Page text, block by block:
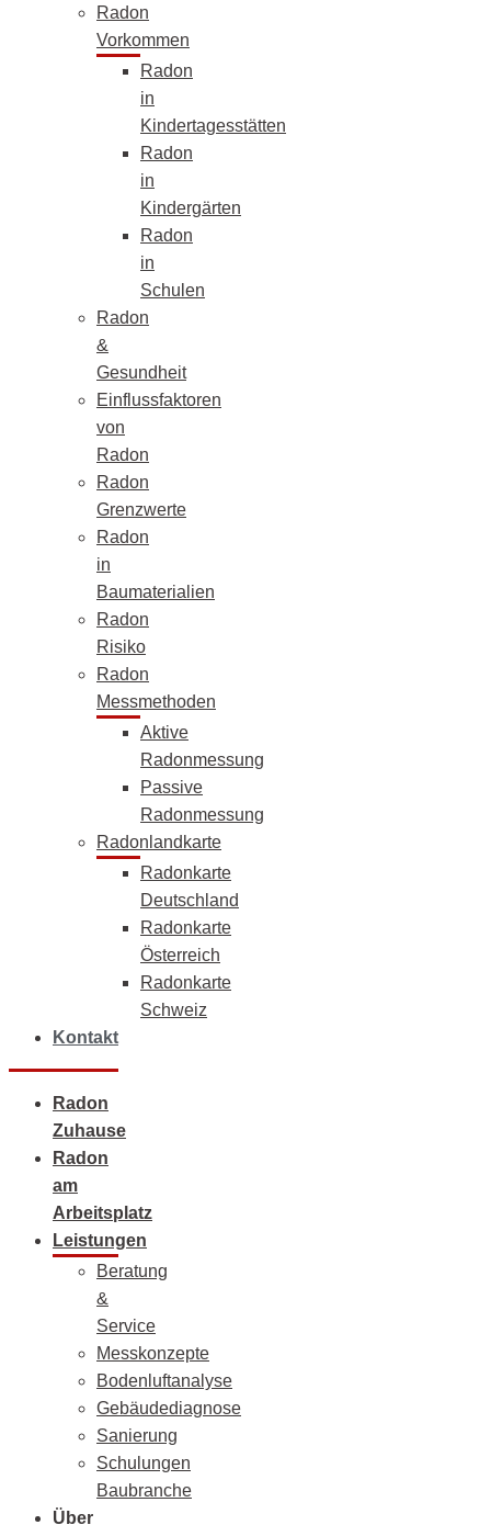
Radon
Vorkommen
Radon
in
Kindertagesstätten
Radon
in
Kindergärten
Radon
in
Schulen
Radon
&
Gesundheit
Einflussfaktoren
von
Radon
Radon
Grenzwerte
Radon
in
Baumaterialien
Radon
Risiko
Radon
Messmethoden
Aktive
Radonmessung
Passive
Radonmessung
Radonlandkarte
Radonkarte
Deutschland
Radonkarte
Österreich
Radonkarte
Schweiz
Kontakt
Radon
Zuhause
Radon
am
Arbeitsplatz
Leistungen
Beratung
&
Service
Messkonzepte
Bodenluftanalyse
Gebäudediagnose
Sanierung
Schulungen
Baubranche
Über